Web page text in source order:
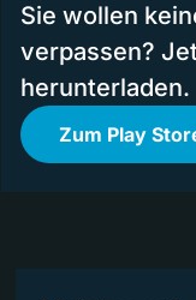
Sie wollen
verpassen?
herunterladen.
Zum Play